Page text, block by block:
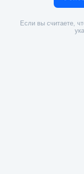
Если вы считаете,